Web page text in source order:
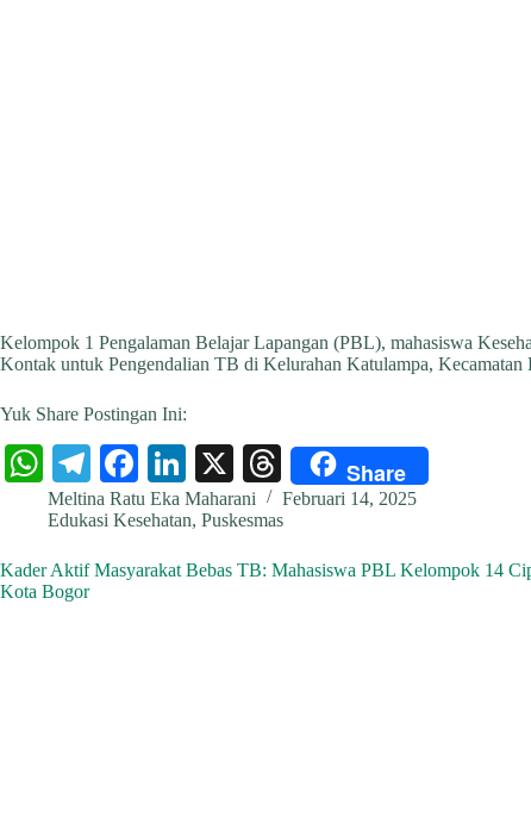
Kelompok 1 Pengalaman Belajar Lapangan (PBL), mahasiswa
Kontak untuk Pengendalian TB di Kelurahan Katulampa,
Yuk Share Postingan Ini:
W
ha
ts
A
pp
Te
le
gr
a
Fa
ce
bo
ok
Li
nk
ed
In
X
T
hr
ea
ds
Share
Meltina Ratu Eka Maharani
Februari 14, 2025
Edukasi Kesehatan, Puskesmas
Kader Aktif Masyarakat Bebas TB: Mahasiswa PBL Kelompok 14
Kota Bogor